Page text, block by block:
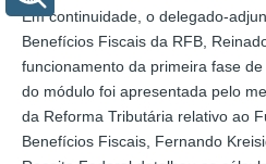
Em continuidade, o delegado-
Benefícios Fiscais da RFB,
funcionamento da primeira fase
do módulo foi apresentada pelo
da Reforma Tributária relativo ao
Benefícios Fiscais, Fernando